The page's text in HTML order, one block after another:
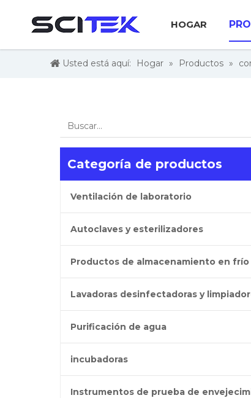
HOGAR
Usted está aquí: Hogar » Productos »
Categoría de productos
Ventilación de laboratorio
Autoclaves y esterilizadores
Productos de almacenamiento en frío
Lavadoras desinfectadoras y
Purificación de agua
incubadoras